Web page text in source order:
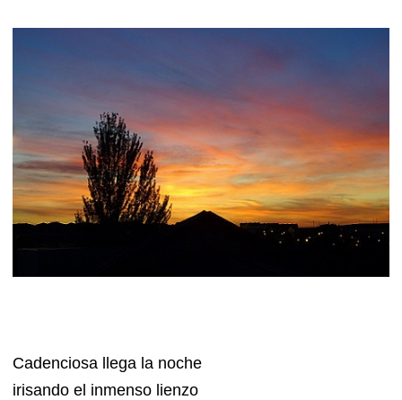
Cadenciosa llega la noche
irisando el inmenso lienzo